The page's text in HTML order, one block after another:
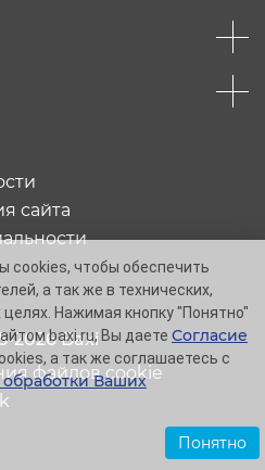
2026 Baxi
сайта
файлов cookie
cookies, чтобы обеспечить
а так же в технических,
Нажимая кнопку "Понятно"
baxi.ru, Вы даете Согласие
а так же соглашаетесь с
Ваших
Понятно